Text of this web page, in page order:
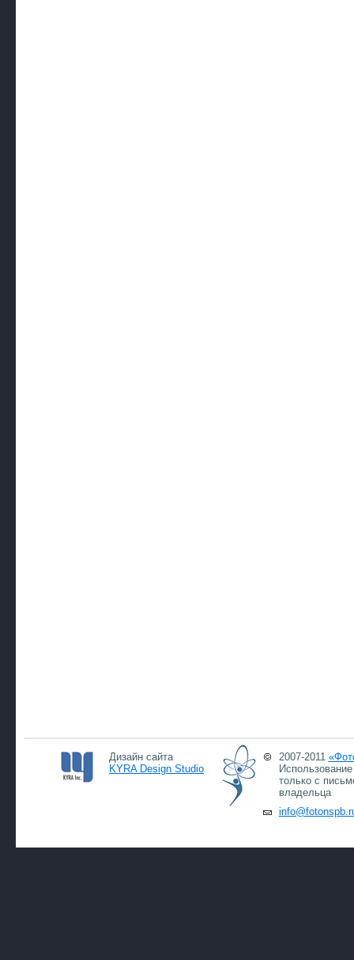
Дизайн сайта
KYRA Design Studio
2007-2011
только с
владельца